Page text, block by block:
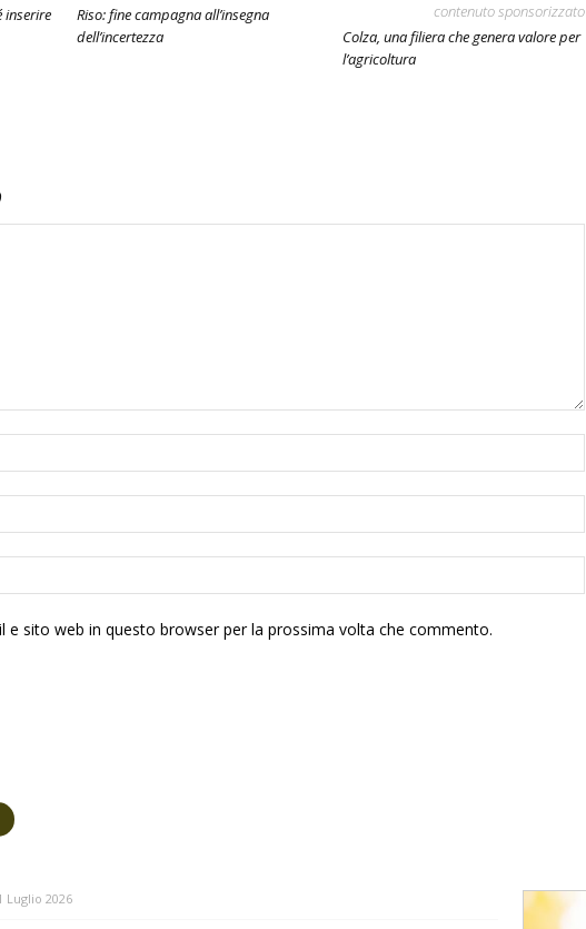
inserire
Riso: fine campagna all’insegna
dell’incertezza
contenuto sponsorizzato
Colza, una filiera che genera valore per
l’agricoltura
e sito web in questo browser per la prossima volta che commento.
Luglio 2026